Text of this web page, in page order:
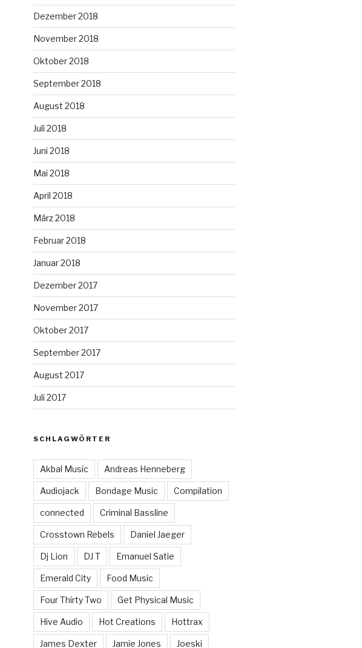
Dezember 2018
November 2018
Oktober 2018
September 2018
August 2018
Juli 2018
Juni 2018
Mai 2018
April 2018
März 2018
Februar 2018
Januar 2018
Dezember 2017
November 2017
Oktober 2017
September 2017
August 2017
Juli 2017
SCHLAGWÖRTER
Akbal Music Andreas Henneberg
Audiojack Bondage Music Compilation
connected Criminal Bassline
Crosstown Rebels Daniel Jaeger
Dj Lion DJ T Emanuel Satie
Emerald City Food Music
Four Thirty Two Get Physical Music
Hive Audio Hot Creations Hottrax
James Dexter Jamie Jones Joeski